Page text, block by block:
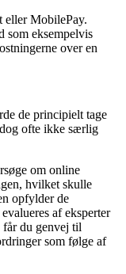
eller MobilePay.
som eksempelvis
over en
de principielt tage
ofte ikke særlig
om online
hvilket skulle
opfylder de
af eksperter
får du genvej til
som følge af